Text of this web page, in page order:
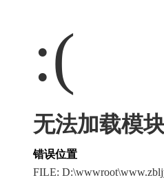
:(
无法加载模
错误位置
FILE: